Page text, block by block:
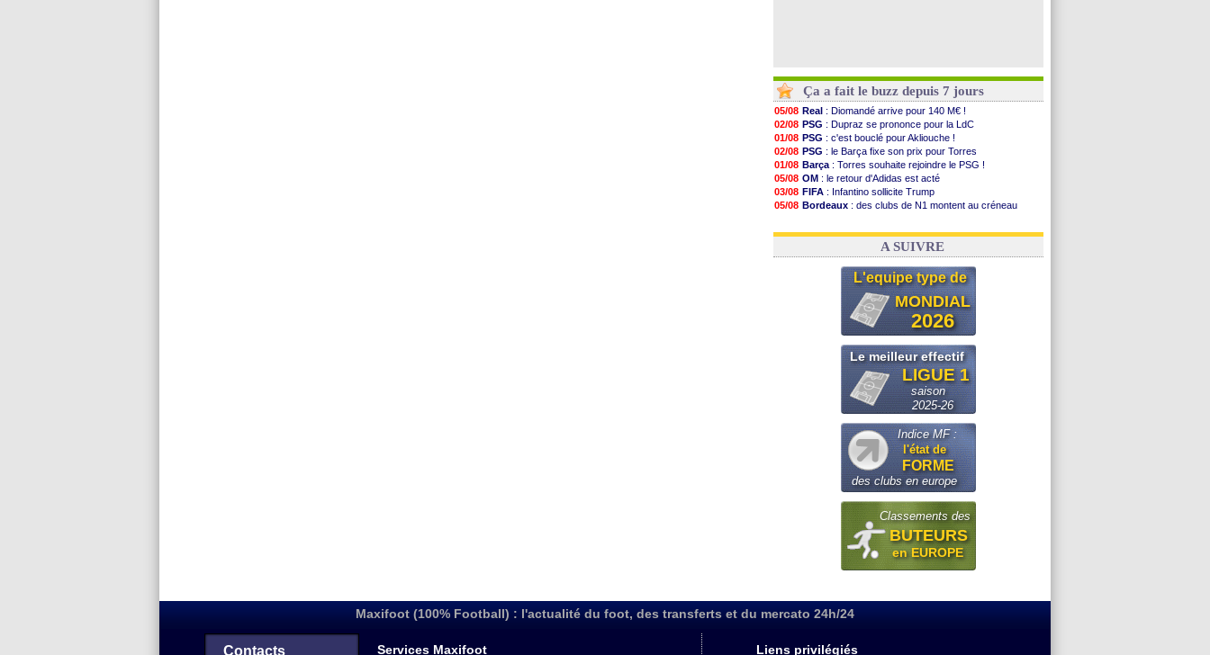
Ça a fait le buzz depuis 7 jours
05/08 Real : Diomandé arrive pour 140 M€ !
02/08 PSG : Dupraz se prononce pour la LdC
01/08 PSG : c'est bouclé pour Akliouche !
02/08 PSG : le Barça fixe son prix pour Torres
01/08 Barça : Torres souhaite rejoindre le PSG !
05/08 OM : le retour d'Adidas est acté
03/08 FIFA : Infantino sollicite Trump
05/08 Bordeaux : des clubs de N1 montent au créneau
03/08 Real: le démenti de Leipzig pour Diomandé
A SUIVRE
L'equipe type de
MONDIAL
2026
Le meilleur effectif
LIGUE 1
saison
2025-26
Indice MF :
l'état de
FORME
des clubs en europe
Classements des
BUTEURS
en EUROPE
Maxifoot (100% Football) : l'actualité du foot, des transferts et du mercato 24h/24
Contacts Services Maxifoot Liens privilégiés